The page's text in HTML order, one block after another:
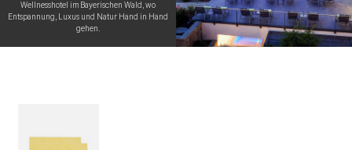
Wellnesshotel im Bayerischen Wald, wo
Entspannung, Luxus und Natur Hand in Hand
gehen.